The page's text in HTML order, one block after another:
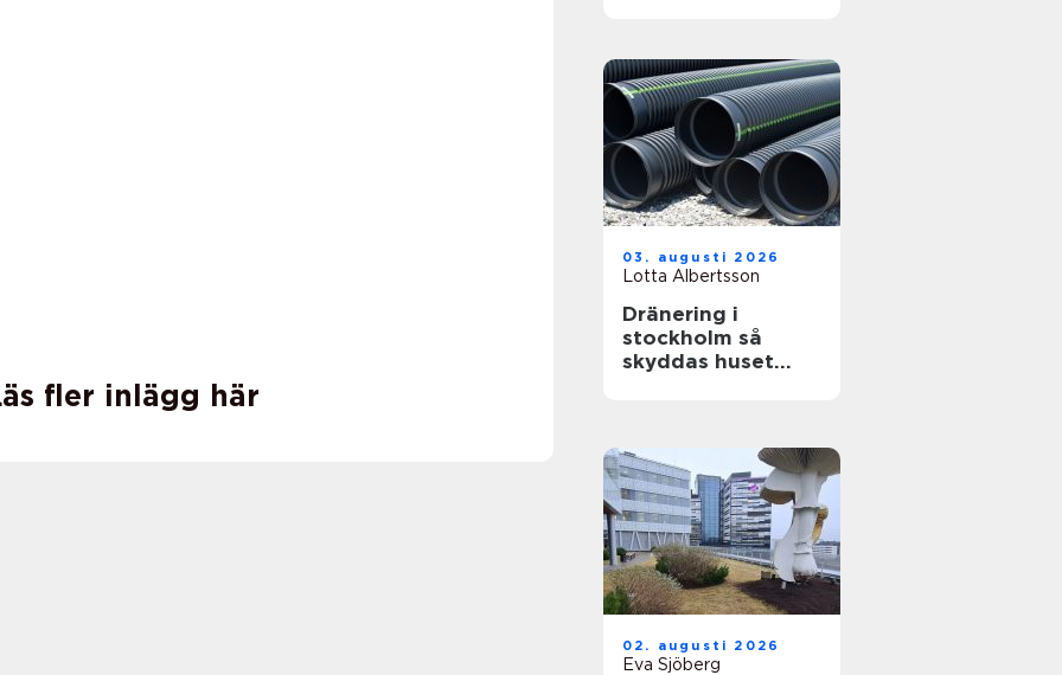
fler inlägg här
03. augusti 2026
Lotta Albertsson
Dränering i
stockholm så
skyddas huset
02. augusti 2026
Eva Sjöberg